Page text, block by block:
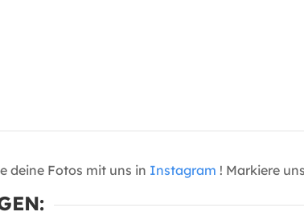
deine Fotos mit uns in Instagram ! Markiere